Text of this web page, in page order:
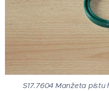
S17.7604 Manžeta
S17.7604 Manžeta